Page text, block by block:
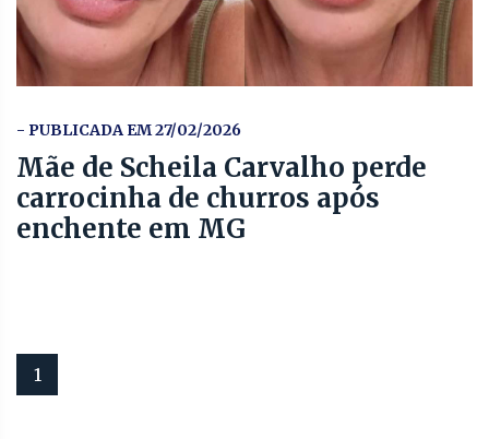
- PUBLICADA EM 27/02/2026
Mãe de Scheila Carvalho perde
carrocinha de churros após
enchente em MG
1